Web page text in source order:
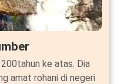
ke atas. Dia
amat rohani di negeri